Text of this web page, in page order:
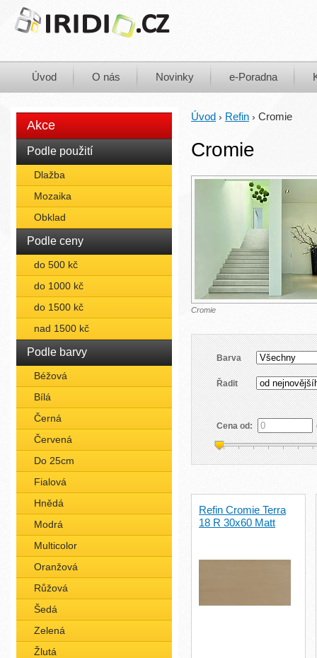
Úvod O nás Novinky e-Poradna
Akce
Podle použití
Dlažba
Mozaika
Obklad
Podle ceny
do 500 kč
do 1000 kč
do 1500 kč
nad 1500 kč
Podle barvy
Béžová
Bílá
Černá
Červená
Do 25cm
Fialová
Hnědá
Modrá
Multicolor
Oranžová
Růžová
Šedá
Zelená
Žlutá
Úvod › Refin › Cromie
Cromie
Cromie
Barva
Řadit
Cena od:
Refin Cromie Terra
18 R 30x60 Matt